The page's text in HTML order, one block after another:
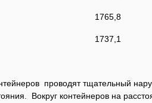
1765,8
1737,1
проводят тщательный
Вокруг контейнеров на